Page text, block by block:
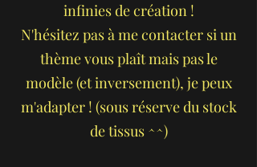
infinies de création !
N'hésitez pas à me contacter si un
thème vous plaît mais pas le
modèle (et inversement), je peux
m'adapter ! (sous réserve du stock
de tissus ^^)